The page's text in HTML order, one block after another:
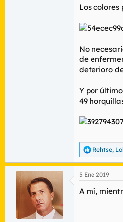
Los
No
de
deterioro
Y por
49
R
e
a
c
i
Rehtse,
5 Ene 2019
A mí,